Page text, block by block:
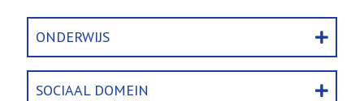
ONDERWIJS
SOCIAAL DOMEIN